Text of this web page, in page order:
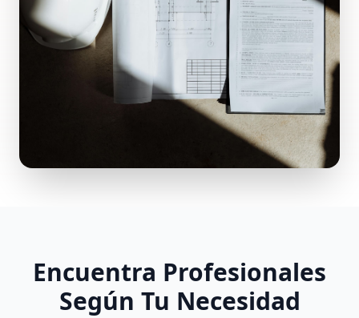
Encuentra Profesionales
Según Tu Necesidad